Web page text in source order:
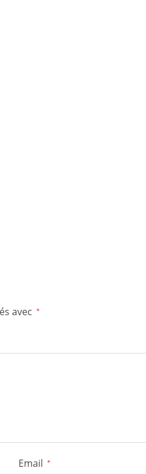
avec *
Email *